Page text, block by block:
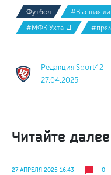
Футбол #Высшая
#МФК Ухта-Д
Редакция Sport42
27.04.2025
Читайте далее
27 АПРЕЛЯ 2025 16:43 0